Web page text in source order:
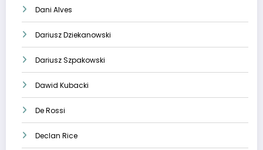
Dani Alves
Dariusz Dziekanowski
Dariusz Szpakowski
Dawid Kubacki
De Rossi
Declan Rice